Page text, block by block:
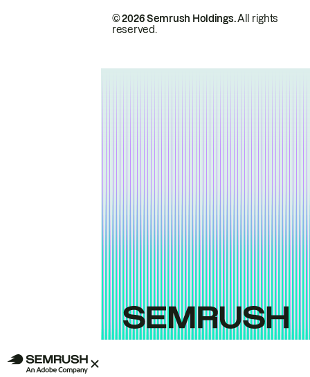
© 2026 Semrush Holdings.All rights
reserved.